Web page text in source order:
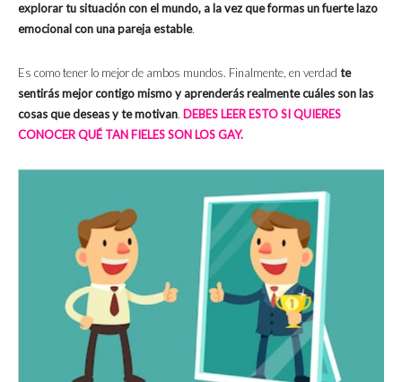
explorar tu situación con el mundo, a la vez que formas un fuerte lazo
emocional con una pareja estable.
Es como tener lo mejor de ambos mundos. Finalmente, en verdad te
sentirás mejor contigo mismo y aprenderás realmente cuáles son las
cosas que deseas y te motivan. DEBES LEER ESTO SI QUIERES
CONOCER QUÉ TAN FIELES SON LOS GAY.